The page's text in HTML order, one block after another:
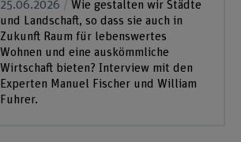
25.06.2026
Wie gestalten wir Städte
und Landschaft, so dass sie auch in
Zukunft Raum für lebenswertes
Wohnen und eine auskömmliche
Wirtschaft bieten? Interview mit den
Experten Manuel Fischer und William
Fuhrer.